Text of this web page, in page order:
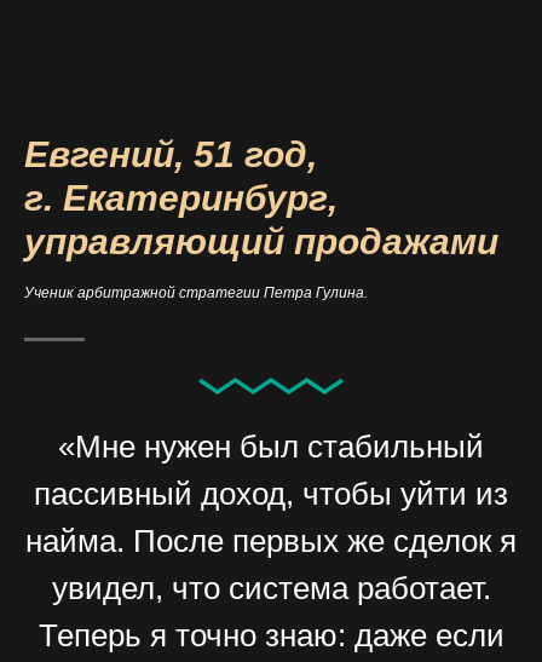
Евгений, 51 год,
г. Екатеринбург,
управляющий продажами
Ученик арбитражной стратегии Петра Гулина.
«Мне нужен был стабильный
пассивный доход, чтобы уйти из
найма. После первых же сделок я
увидел, что система работает.
Теперь я точно знаю: даже если